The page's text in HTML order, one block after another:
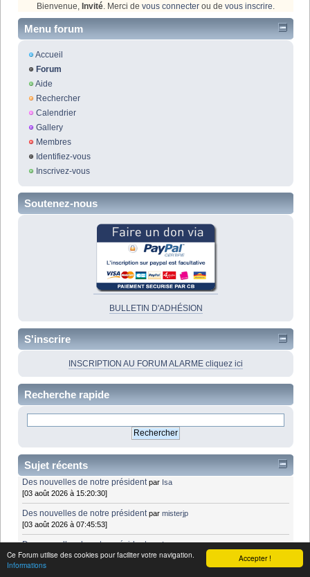
Accepter !
Ce Forum utilise des cookies pour faciliter votre navigation.
Informations
Bienvenue, Invité. Merci de vous connecter ou de vous inscrire.
Menu forum
Accueil
Forum
Aide
Rechercher
Calendrier
Gallery
Membres
Identifiez-vous
Inscrivez-vous
Soutenez-nous
BULLETIN D'ADHÉSION
S'inscrire
INSCRIPTION AU FORUM ALARME cliquez ici
Recherche rapide
Sujet récents
Des nouvelles de notre président par Isa
[03 août 2026 à 15:20:30]
Des nouvelles de notre président parmisterjp
[03 août 2026 à 07:45:53]
Des nouvelles de notre président parIsa
[02 août 2026 à 17:42:25]